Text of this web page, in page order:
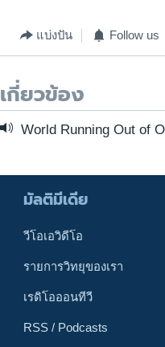
แบ่งปัน Follow us
เกี่ยวข้อง
World Running Out of
มัลติมีเดีย
วีโอเอวิดีโอ
รายการวิทยุของเรา
เรดิโอออนทีวี
RSS / Podcasts